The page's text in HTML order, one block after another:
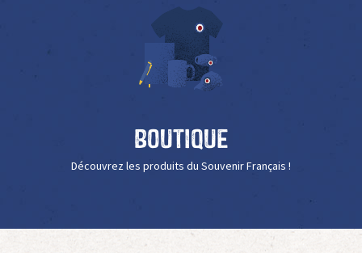
Boutique
Découvrez les produits du Souvenir Français !